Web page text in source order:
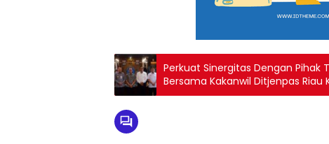
Perkuat Sinergitas Dengan Pihak
Bersama Kakanwil Ditjenpas Riau